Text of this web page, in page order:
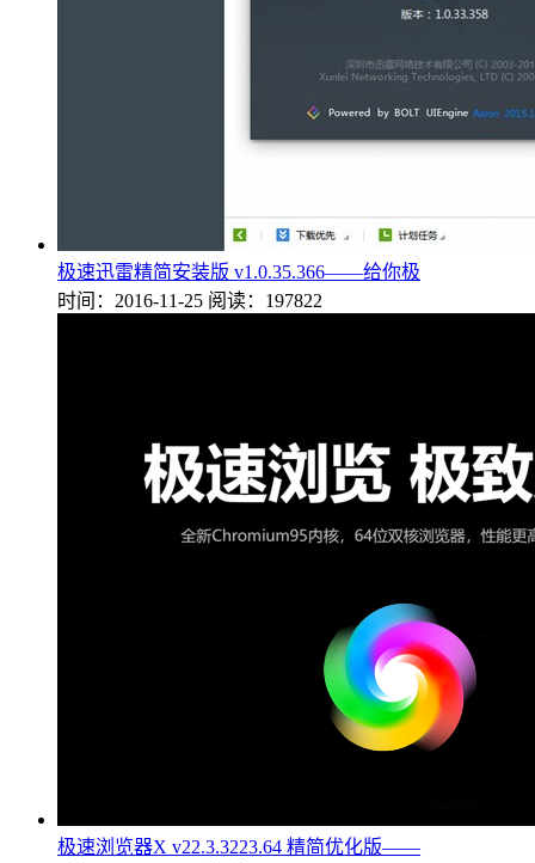
极速迅雷精简安装版 v1.0.35.366——给你极
时间：2016-11-25 阅读：197822
极速浏览器X v22.3.3223.64 精简优化版——